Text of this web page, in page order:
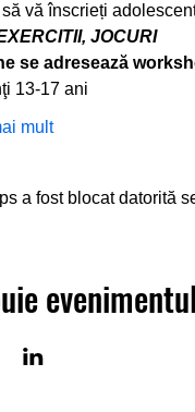
vă înscrieți
JOCURI
se adresează
13-17 ani
mult
a fost blocat datorită
evenimentul